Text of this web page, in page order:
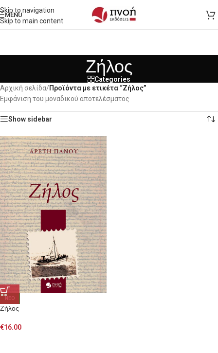
Skip to navigation
Skip to main content
MENU
Ζήλος
Categories
Αρχική σελίδα/Προϊόντα με ετικέτα “Ζήλος”
Εμφάνιση του μοναδικού αποτελέσματος
Show sidebar
NEO
Ζήλος
€16.00